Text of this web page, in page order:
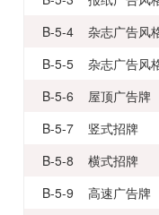
B-5-4 杂志广告风格
B-5-5 杂志广告风格
B-5-6 屋顶广告牌
B-5-7 竖式招牌
B-5-8 横式招牌
B-5-9 高速广告牌